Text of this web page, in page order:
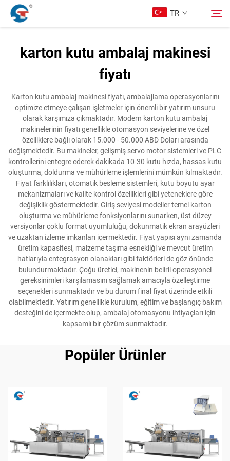
TR
Ürünler
Tasarım Örnekleri
Hizmet
Haberler
Bize Ulaşın
karton kutu ambalaj makinesi
fiyatı
Karton kutu ambalaj makinesi fiyatı, ambalajlama operasyonlarını
optimize etmeye çalışan işletmeler için önemli bir yatırım unsuru
olarak karşımıza çıkmaktadır. Modern karton kutu ambalaj
makinelerinin fiyatı genellikle otomasyon seviyelerine ve özel
özelliklere bağlı olarak 15.000 - 50.000 ABD Doları arasında
değişmektedir. Bu makineler, gelişmiş servo motor sistemleri ve PLC
kontrollerini entegre ederek dakikada 10-30 kutu hızda, hassas kutu
oluşturma, doldurma ve mühürleme işlemlerini mümkün kılmaktadır.
Fiyat farklılıkları, otomatik besleme sistemleri, kutu boyutu ayar
mekanizmaları ve kalite kontrol özellikleri gibi yeteneklere göre
değişiklik göstermektedir. Giriş seviyesi modeller temel karton
oluşturma ve mühürleme fonksiyonlarını sunarken, üst düzey
versiyonlar çoklu format uyumluluğu, dokunmatik ekran arayüzleri
ve uzaktan izleme imkanları içermektedir. Fiyat yapısı aynı zamanda
üretim kapasitesi, malzeme taşıma esnekliği ve mevcut üretim
hatlarıyla entegrasyon olanakları gibi faktörleri de göz önünde
bulundurmaktadır. Çoğu üretici, makinenin belirli operasyonel
gereksinimleri karşılamasını sağlamak amacıyla özelleştirme
seçenekleri sunmaktadır ve bu durum final fiyat üzerinde etkili
olabilmektedir. Yatırım genellikle kurulum, eğitim ve başlangıç bakım
desteğini de içermekte olup, ambalaj otomasyonu ihtiyaçları için
kapsamlı bir çözüm sunmaktadır.
Popüler Ürünler